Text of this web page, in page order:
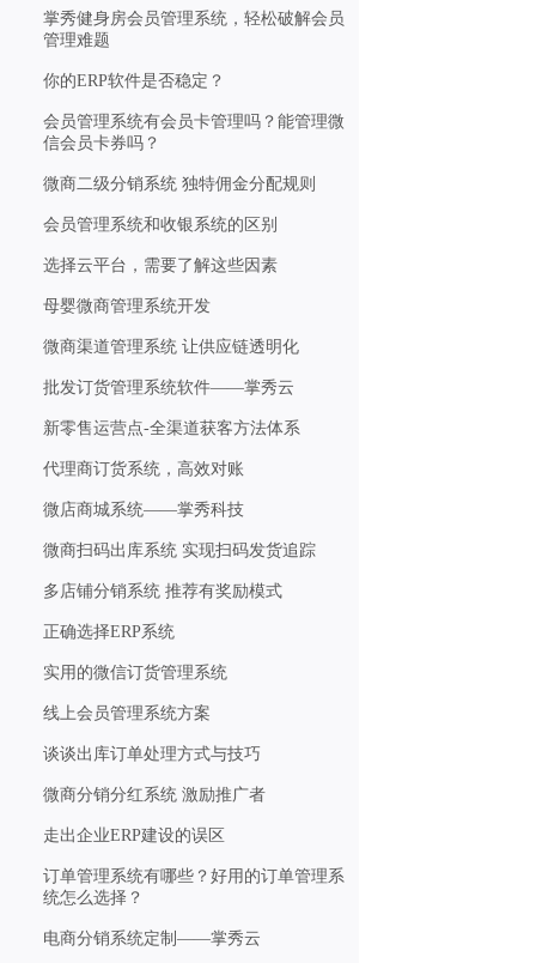
掌秀健身房会员管理系统，轻松破解会员
管理难题
你的ERP软件是否稳定？
会员管理系统有会员卡管理吗？能管理微
信会员卡券吗？
微商二级分销系统 独特佣金分配规则
会员管理系统和收银系统的区别
选择云平台，需要了解这些因素
母婴微商管理系统开发
微商渠道管理系统 让供应链透明化
批发订货管理系统软件——掌秀云
新零售运营点-全渠道获客方法体系
代理商订货系统，高效对账
微店商城系统——掌秀科技
微商扫码出库系统 实现扫码发货追踪
多店铺分销系统 推荐有奖励模式
正确选择ERP系统
实用的微信订货管理系统
线上会员管理系统方案
谈谈出库订单处理方式与技巧
微商分销分红系统 激励推广者
走出企业ERP建设的误区
订单管理系统有哪些？好用的订单管理系
统怎么选择？
电商分销系统定制——掌秀云